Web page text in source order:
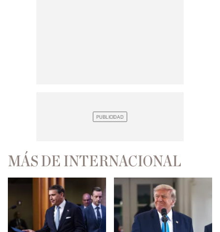
MÁS DE INTERNACIONAL